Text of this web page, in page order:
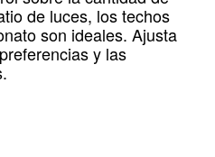
de luces, los techos
son ideales. Ajusta
y las